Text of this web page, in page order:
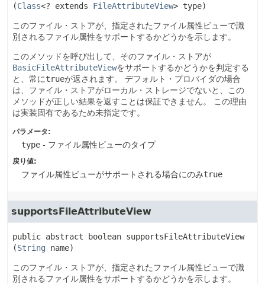
(Class<? extends FileAttributeView> type)
このファイル・ストアが、指定されたファイル属性ビューで識
別されるファイル属性をサポートするかどうかを示します。
このメソッドを呼び出して、そのファイル・ストアが
BasicFileAttributeViewをサポートするかどうかを判定する
と、常にtrueが返されます。
デフォルト・プロバイダの場合
は、ファイル・ストアがローカル・ストレージでないと、この
メソッドが正しい結果を返すことは保証できません。
この理由
は実装固有であるため未指定です。
パラメータ:
type - ファイル属性ビューのタイプ
戻り値:
ファイル属性ビューがサポートされる場合にのみtrue
supportsFileAttributeView
public abstract boolean supportsFileAttributeView
(String name)
このファイル・ストアが、指定されたファイル属性ビューで識
別されるファイル属性をサポートするかどうかを示します。